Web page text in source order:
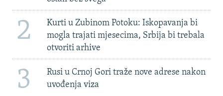
2
Kurti u Zubinom Potoku: Iskopavanja bi
mogla trajati mjesecima, Srbija bi trebala
otvoriti arhive
3
Rusi u Crnoj Gori traže nove adrese nakon
uvođenja viza